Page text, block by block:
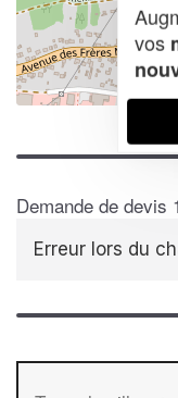
Leaflet
Demande de devis
Erreur lors du
vos